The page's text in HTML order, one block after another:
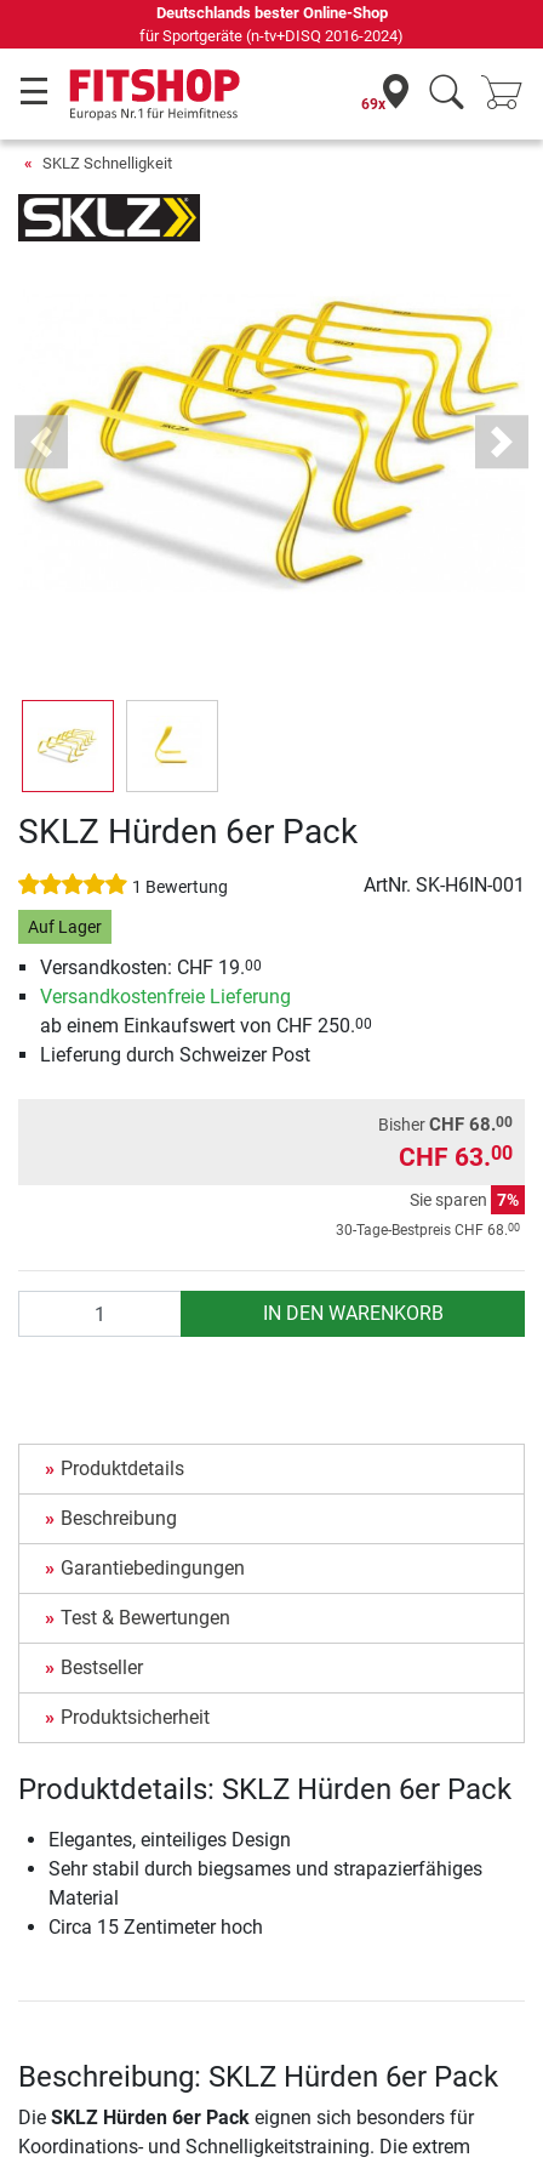
Deutschlands bester Online-Shop
für Sportgeräte (n-tv+DISQ 2016-2024)
69x
SKLZ Schnelligkeit
Previous Next
SKLZ Hürden 6er Pack
1 Bewertung ArtNr. SK-H6IN-001
Auf Lager
Versandkosten: CHF 19.00
Versandkostenfreie Lieferung
ab einem Einkaufswert von CHF 250.00
Lieferung durch Schweizer Post
BisherCHF 68.00
CHF 63.00
Sie sparen 7%
30-Tage-Bestpreis CHF 68.00
IN DEN WARENKORB
Produktdetails
Beschreibung
Garantiebedingungen
Test & Bewertungen
Bestseller
Produktsicherheit
Produktdetails: SKLZ Hürden 6er Pack
Elegantes, einteiliges Design
Sehr stabil durch biegsames und strapazierfähiges
Material
Circa 15 Zentimeter hoch
Beschreibung: SKLZ Hürden 6er Pack
Die SKLZ Hürden 6er Pack eignen sich besonders für
Koordinations- und Schnelligkeitstraining. Die extrem